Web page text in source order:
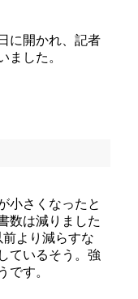
に開かれ、記者
ました。
小さくなったと
数は減りました
より減らすな
ているそう。強
です。